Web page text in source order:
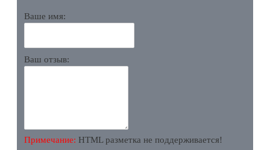
Ваше имя:
Ваш отзыв:
Примечание: HTML разметка не поддерживается!